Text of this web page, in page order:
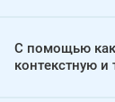
С помощью
контекстную и